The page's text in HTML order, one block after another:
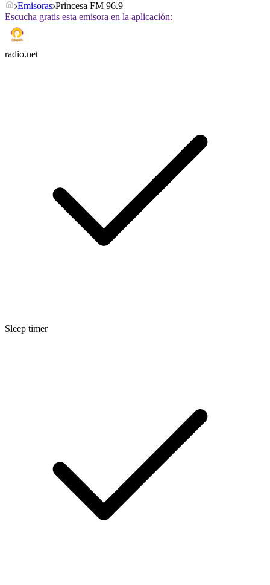
Emisoras Princesa FM 96.9
Escucha gratis esta emisora en la aplicación:
radio.net
Sleep timer